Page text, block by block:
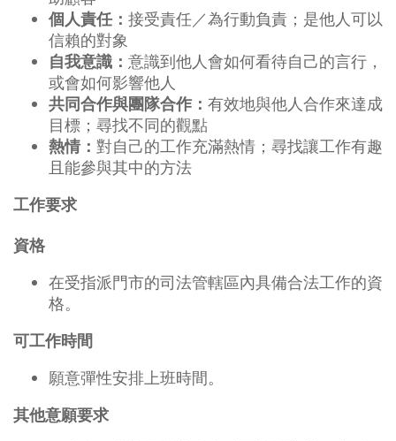
個人責任： 接受責任／為行動負責；是他人可以
信賴的對象
自我意識： 意識到他人會如何看待自己的言行，
或會如何影響他人
共同合作與團隊合作： 有效地與他人合作來達成
目標；尋找不同的觀點
熱情： 對自己的工作充滿熱情；尋找讓工作有趣
且能參與其中的方法
工作要求
資格
在受指派門市的司法管轄區內具備合法工作的資
格。
可工作時間
願意彈性安排上班時間。
其他意願要求